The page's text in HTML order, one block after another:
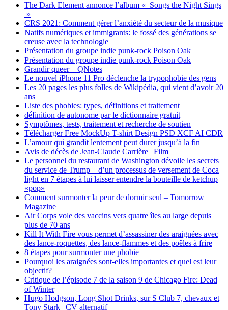
The Dark Element annonce l’album « Songs the Night Sings
»
CRS 2021: Comment gérer l’anxiété du secteur de la musique
Natifs numériques et immigrants: le fossé des générations se
creuse avec la technologie
Présentation du groupe indie punk-rock Poison Oak
Présentation du groupe indie punk-rock Poison Oak
Grandir queer – QNotes
Le nouvel iPhone 11 Pro déclenche la trypophobie des gens
Les 20 pages les plus folles de Wikipédia, qui vient d’avoir 20
ans
Liste des phobies: types, définitions et traitement
définition de autonome par le dictionnaire gratuit
Symptômes, tests, traitement et recherche de soutien
Télécharger Free MockUp T-shirt Design PSD XCF AI CDR
L’amour qui grandit lentement peut durer jusqu’à la fin
Avis de décès de Jean-Claude Carrière | Film
Le personnel du restaurant de Washington dévoile les secrets
du service de Trump – d’un processus de versement de Coca
light en 7 étapes à lui laisser entendre la bouteille de ketchup
«pop»
Comment surmonter la peur de dormir seul – Tomorrow
Magazine
Air Corps vole des vaccins vers quatre îles au large depuis
plus de 70 ans
Kill It With Fire vous permet d’assassiner des araignées avec
des lance-roquettes, des lance-flammes et des poêles à frire
8 étapes pour surmonter une phobie
Pourquoi les araignées sont-elles importantes et quel est leur
objectif?
Critique de l’épisode 7 de la saison 9 de Chicago Fire: Dead
of Winter
Hugo Hodgson, Long Shot Drinks, sur S Club 7, chevaux et
Tony Stark | CV alternatif